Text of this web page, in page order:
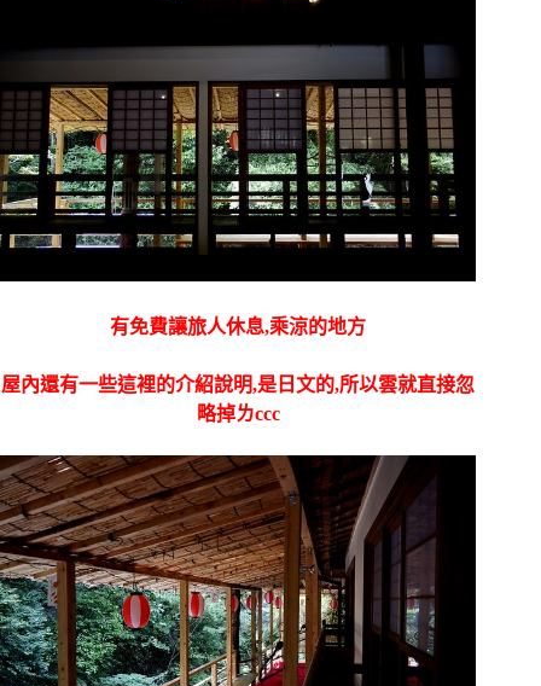
有免費讓旅人休息,乘涼的地方
屋內還有一些這裡的介紹說明,是日文的,所以雲就直接忽
略掉ㄌccc